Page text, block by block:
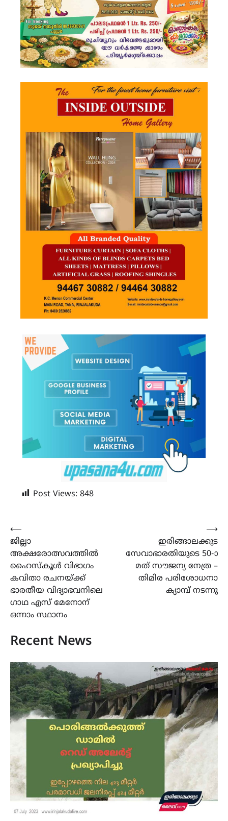
Post Views: 848
Post
navigation
⟵
ജില്ലാ
അക്ഷരോത്സവത്തിൽ
ഹൈസ്കൂൾ വിഭാഗം
കവിതാ രചനയ്ക്ക്
ഭാരതീയ വിദ്യാഭവനിലെ
ഗാഥ എസ് മേനോന്
ഒന്നാം സ്ഥാനം
ഇരിങ്ങാലക്കുട
സേവാഭാരതിയുടെ 50-ാ
മത് സൗജന്യ നേത്ര –
തിമിര പരിശോധനാ
ക്യാമ്പ് നടന്നു
⟶
Recent News